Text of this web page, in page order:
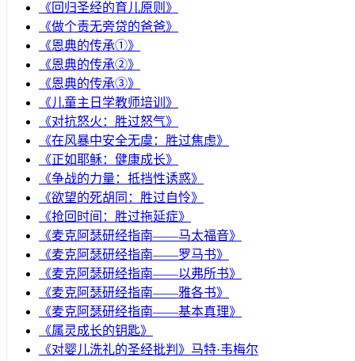
《回归圣经的育儿原则》
《做个责无旁贷的爸爸》
《恩典的传承①》
《恩典的传承②》
《恩典的传承③》
《儿童主日学教师培训》
《对抗怒火：胜过怒气》
《在风暴中安全无虞：胜过焦虑》
《正如耶稣：健康成长》
《争战的力量：抵挡性诱惑》
《欲望的死胡同：胜过自怜》
《抢回时间：胜过拖延症》
《麦克阿瑟研经指南——马太福音》
《麦克阿瑟研经指南——罗马书》
《麦克阿瑟研经指南——以弗所书》
《麦克阿瑟研经指南——雅各书》
《麦克阿瑟研经指南——基本真理》
《属灵成长的钥匙》
《对婴儿洗礼的圣经批判》马特·韦梅尔